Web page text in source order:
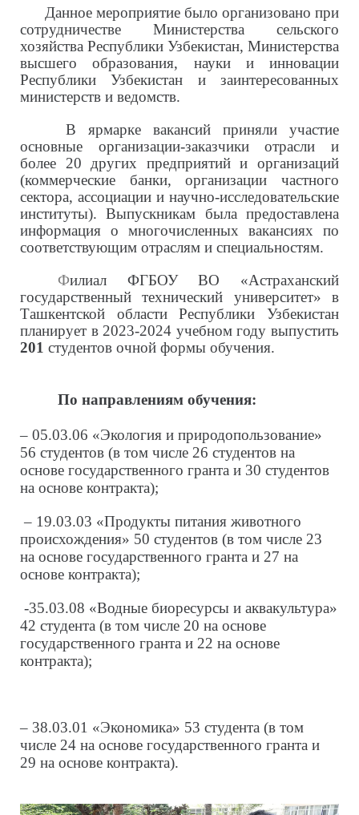
Данное мероприятие было организовано при
сотрудничестве Министерства сельского
хозяйства Республики Узбекистан, Министерства
высшего образования, науки и инновации
Республики Узбекистан и заинтересованных
министерств и ведомств.
В ярмарке вакансий приняли участие
основные организации-заказчики отрасли и
более 20 других предприятий и организаций
(коммерческие банки, организации частного
сектора, ассоциации и научно-исследовательские
институты). Выпускникам была предоставлена
информация о многочисленных вакансиях по
соответствующим отраслям и специальностям.
Филиал ФГБОУ ВО «Астраханский
государственный технический университет» в
Ташкентской области Республики Узбекистан
планирует в 2023-2024 учебном году выпустить
201 студентов очной формы обучения.
По направлениям обучения:
– 05.03.06 «Экология и природопользование»
56 студентов (в том числе 26 студентов на
основе государственного гранта и 30 студентов
на основе контракта);
– 19.03.03 «Продукты питания животного
происхождения» 50 студентов (в том числе 23
на основе государственного гранта и 27 на
основе контракта);
-35.03.08 «Водные биоресурсы и аквакультура»
42 студента (в том числе 20 на основе
государственного гранта и 22 на основе
контракта);
– 38.03.01 «Экономика» 53 студента (в том
числе 24 на основе государственного гранта и
29 на основе контракта).